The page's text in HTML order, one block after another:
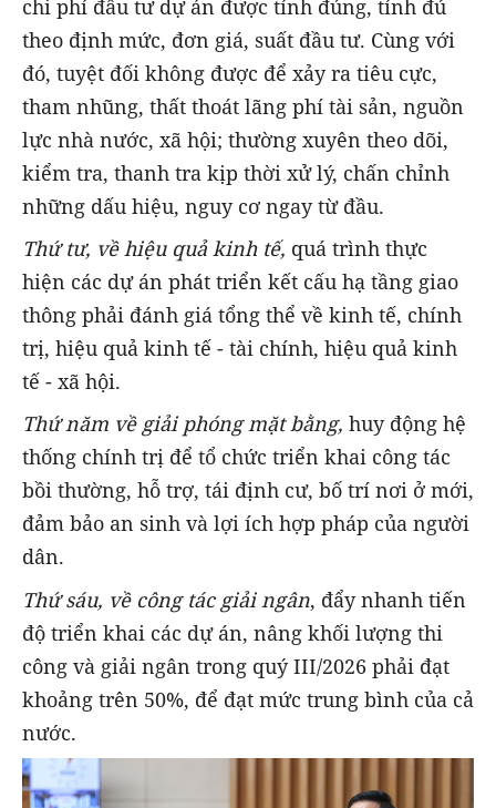
chi phí đầu tư dự án được tính đúng, tính đủ
theo định mức, đơn giá, suất đầu tư. Cùng với
đó, tuyệt đối không được để xảy ra tiêu cực,
tham nhũng, thất thoát lãng phí tài sản, nguồn
lực nhà nước, xã hội; thường xuyên theo dõi,
kiểm tra, thanh tra kịp thời xử lý, chấn chỉnh
những dấu hiệu, nguy cơ ngay từ đầu.
Thứ tư, về hiệu quả kinh tế, quá trình thực
hiện các dự án phát triển kết cấu hạ tầng giao
thông phải đánh giá tổng thể về kinh tế, chính
trị, hiệu quả kinh tế - tài chính, hiệu quả kinh
tế - xã hội.
Thứ năm về giải phóng mặt bằng, huy động hệ
thống chính trị để tổ chức triển khai công tác
bồi thường, hỗ trợ, tái định cư, bố trí nơi ở mới,
đảm bảo an sinh và lợi ích hợp pháp của người
dân.
Thứ sáu, về công tác giải ngân, đẩy nhanh tiến
độ triển khai các dự án, nâng khối lượng thi
công và giải ngân trong quý III/2026 phải đạt
khoảng trên 50%, để đạt mức trung bình của cả
nước.